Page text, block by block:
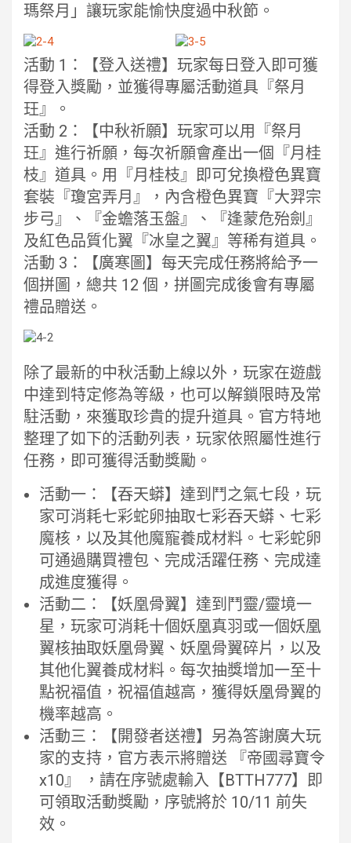
瑪祭月」讓玩家能愉快度過中秋節。
活動 1：【登入送禮】玩家每日登入即可獲
得登入獎勵，並獲得專屬活動道具『祭月
玨』。
活動 2：【中秋祈願】玩家可以用『祭月
玨』進行祈願，每次祈願會產出一個『月桂
枝』道具。用『月桂枝』即可兌換橙色異寶
套裝『瓊宮弄月』，內含橙色異寶『大羿宗
步弓』、『金蟾落玉盤』、『逢蒙危殆劍』
及紅色品質化翼『冰皇之翼』等稀有道具。
活動 3：【廣寒圖】每天完成任務將給予一
個拼圖，總共 12 個，拼圖完成後會有專屬
禮品贈送。
除了最新的中秋活動上線以外，玩家在遊戲
中達到特定修為等級，也可以解鎖限時及常
駐活動，來獲取珍貴的提升道具。官方特地
整理了如下的活動列表，玩家依照屬性進行
任務，即可獲得活動獎勵。
活動一：【吞天蟒】達到鬥之氣七段，玩
家可消耗七彩蛇卵抽取七彩吞天蟒、七彩
魔核，以及其他魔寵養成材料。七彩蛇卵
可通過購買禮包、完成活躍任務、完成達
成進度獲得。
活動二：【妖凰骨翼】達到鬥靈/靈境一
星，玩家可消耗十個妖凰真羽或一個妖凰
翼核抽取妖凰骨翼、妖凰骨翼碎片，以及
其他化翼養成材料。每次抽獎增加一至十
點祝福值，祝福值越高，獲得妖凰骨翼的
機率越高。
活動三：【開發者送禮】另為答謝廣大玩
家的支持，官方表示將贈送 『帝國尋寶令
x10』 ，請在序號處輸入【BTTH777】即
可領取活動獎勵，序號將於 10/11 前失
效。